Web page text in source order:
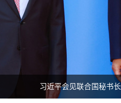
习近平会见联合国秘书